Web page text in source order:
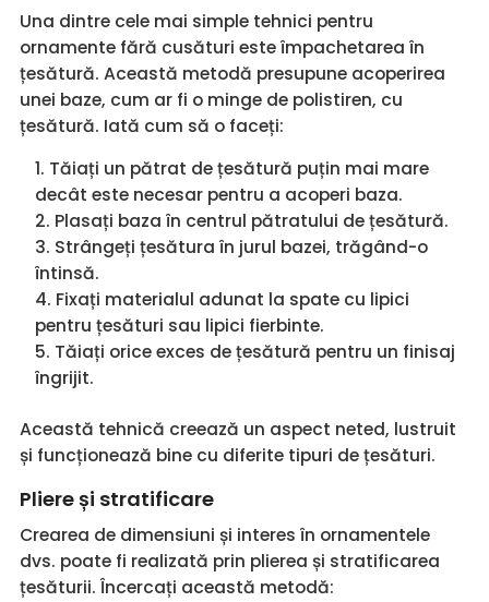
Una dintre cele mai simple tehnici pentru
ornamente fără cusături este împachetarea în
țesătură. Această metodă presupune acoperirea
unei baze, cum ar fi o minge de polistiren, cu
țesătură. Iată cum să o faceți:
Tăiați un pătrat de țesătură puțin mai mare
decât este necesar pentru a acoperi baza.
Plasați baza în centrul pătratului de țesătură.
Strângeți țesătura în jurul bazei, trăgând-o
întinsă.
Fixați materialul adunat la spate cu lipici
pentru țesături sau lipici fierbinte.
Tăiați orice exces de țesătură pentru un finisaj
îngrijit.
Această tehnică creează un aspect neted, lustruit
și funcționează bine cu diferite tipuri de țesături.
Pliere și stratificare
Crearea de dimensiuni și interes în ornamentele
dvs. poate fi realizată prin plierea și stratificarea
țesăturii. Încercați această metodă: